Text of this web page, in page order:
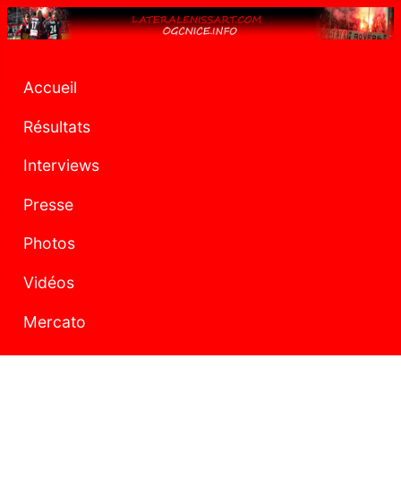
Accueil
Résultats
Interviews
Presse
Photos
Vidéos
Mercato